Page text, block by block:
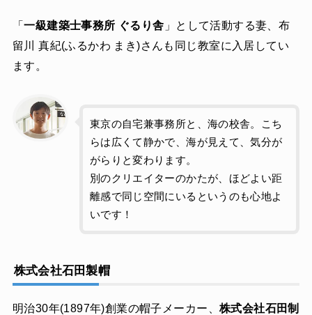
「一級建築士事務所 ぐるり舎 」として活動する妻、布
留川 真紀(ふるかわ まき)さんも同じ教室に入居してい
ます。
東京の自宅兼事務所と、海の校舎。こち
らは広くて静かで、海が見えて、気分が
がらりと変わります。
別のクリエイターのかたが、ほどよい距
離感で同じ空間にいるというのも心地よ
いです！
株式会社石田製帽
明治30年(1897年)創業の帽子メーカー、 株式会社石田制